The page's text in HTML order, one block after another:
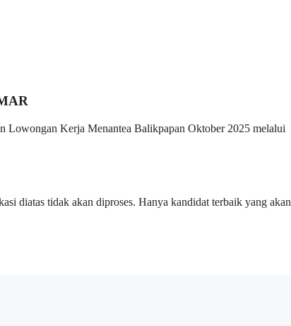
Lowongan Kerja Menantea Balikpapan Oktober 2025 melalui
diatas tidak akan diproses. Hanya kandidat terbaik yang akan